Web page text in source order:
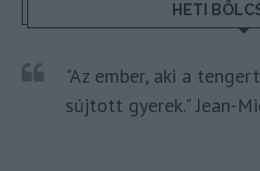
HETI
"Az ember, aki a
sújtott gyerek." Jean-